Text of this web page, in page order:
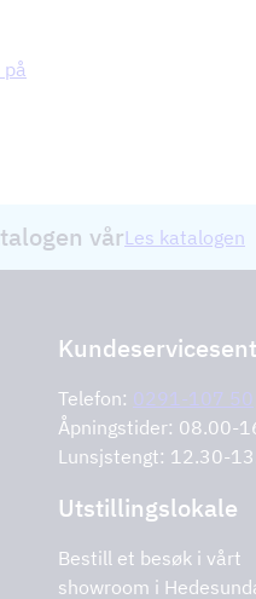
vårLes katalogen
Telefon: 0291-107 50
Åpningstider: 08.00-
Lunsjstengt: 12.30-
Utstillingslokale
Bestill et besøk i vårt
showroom i